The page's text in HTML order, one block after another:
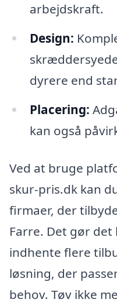
arbejdskraft.
Design:
dyrere end
Placering:
kan også
Ved at bruge
skur-pris.dk kan
firmaer, der
Farre. Det gør
indhente flere
løsning, der
behov. Tøv ikke